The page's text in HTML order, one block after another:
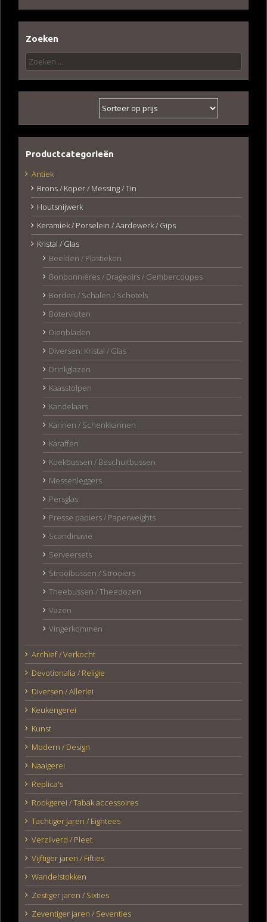
Zoeken
Zoeken
naar:
Productcategorieën
Antiek
Brons / Koper / Messing / Tin
Houtsnijwerk
Keramiek / Porselein / Aardewerk / Gips
Kristal / Glas
Beelden / Plastieken
Bonbonnières / Drageoirs / Gembercoupes
Borden / Schalen / Schotels
Botervloten
Dienbladen
Diversen: Kristal / Glas
Drinkglazen
Kaasstolpen
Kandelaars
Kannen / Schenkkannen
Karaffen
Koekbussen / Beschuitbussen
Messenleggers
Persglas
Presse papiers / Paperweights
Scandinavië
Serveersets
Strooibussen / Strooiers
Theebussen / Theedozen
Vazen
Vingerkommen
Archief / Verkocht
Devotionalia / Religie
Diversen / Allerlei
Keukengerei
Kunst
Modern / Design
Naaigerei
Replica's
Rookgerei / Tabak accessoires
Tachtiger jaren / Eightees
Verzilverd / Pleet
Vijftiger jaren / Fifties
Wandelstokken
Zestiger jaren / Sixties
Zeventiger jaren / Seventies